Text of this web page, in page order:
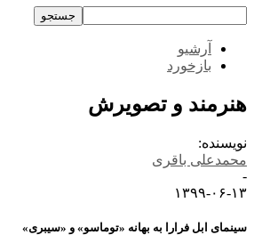
آرشیو
بازخورد
هنرمند و تصویرش
نویسنده:
محمدعلی باقری
-
۱۳۹۹-۰۶-۱۳
سینمای ابل فرارا به بهانه «توماسو» و «سیبری»